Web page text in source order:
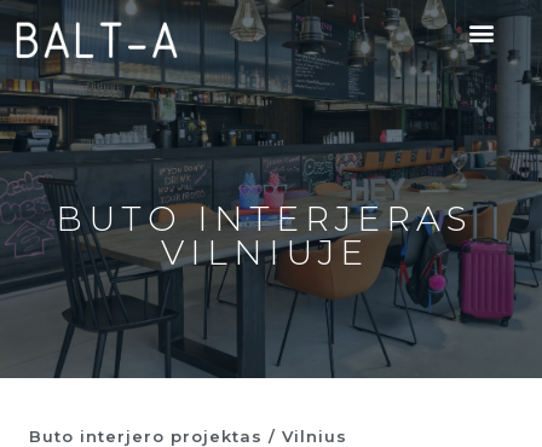
BUTO INTERJERAS
VILNIUJE
Buto interjero projektas / Vilnius